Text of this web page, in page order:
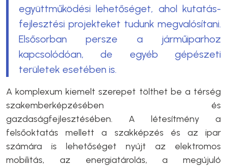
együttműködési lehetőséget, ahol kutatás-
fejlesztési projekteket tudunk megvalósítani.
Elsősorban persze a járműiparhoz
kapcsolódóan, de egyéb gépészeti
területek esetében is.
A komplexum kiemelt szerepet tölthet be a térség
szakemberképzésében és
gazdaságfejlesztésében. A létesítmény a
felsőoktatás mellett a szakképzés és az ipar
számára is lehetőséget nyújt az elektromos
mobilitás, az energiatárolás, a megújuló